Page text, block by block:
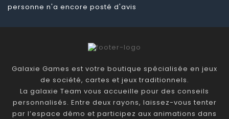
personne n'a encore posté d'avis
Galaxie Games est votre boutique spécialisée en jeux
de société, cartes et jeux traditionnels.
La galaxie Team vous accueille pour des conseils
personnalisés. Entre deux rayons, laissez-vous tenter
par l’espace démo et participez aux animations dans